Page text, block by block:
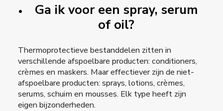
Ga ik voor een spray, serum
of oil?
Thermoprotectieve bestanddelen zitten in
verschillende afspoelbare producten: conditioners,
crèmes en maskers. Maar effectiever zijn de niet-
afspoelbare producten: sprays, lotions, crèmes,
serums, schuim en mousses. Elk type heeft zijn
eigen bijzonderheden.